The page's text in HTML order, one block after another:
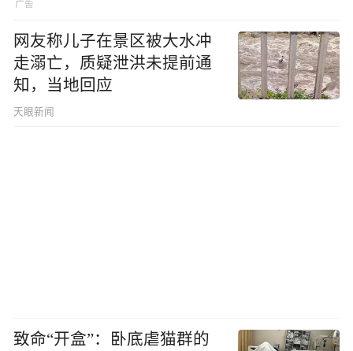
网友称儿子在景区被大水冲
走溺亡，质疑泄洪未提前通
知，当地回应
天眼新闻
致命“开盒”：卧底虐猫群的